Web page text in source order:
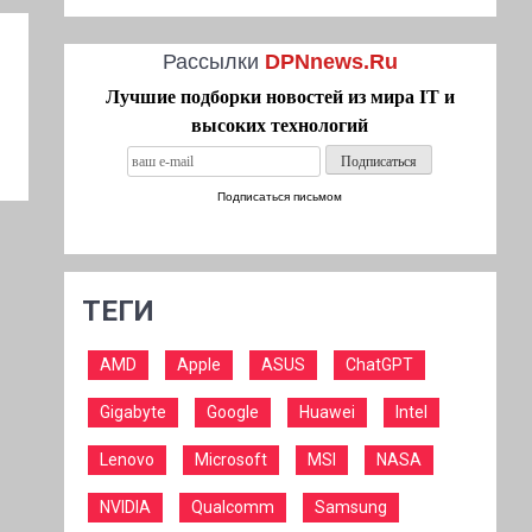
Рассылки DPNnews.Ru
Лучшие подборки новостей из мира IT и
высоких технологий
Подписаться письмом
ТЕГИ
AMD Apple ASUS ChatGPT
Gigabyte Google Huawei Intel
Lenovo Microsoft MSI NASA
NVIDIA Qualcomm Samsung